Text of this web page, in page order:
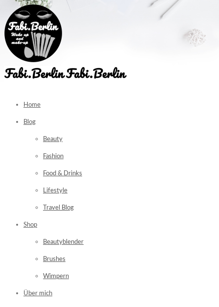
Home
Blog
Beauty
Fashion
Food & Drinks
Lifestyle
Travel Blog
Shop
Beautyblender
Brushes
Wimpern
Über mich